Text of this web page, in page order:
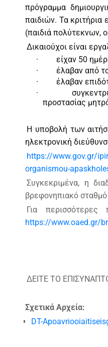
πρόγραμμα
παιδιών. Τα κριτήρια
(παιδιά πολύτεκνων,
Δικαιούχοι είναι
·
είχαν 50
·
έλαβαν από
·
έλαβαν
·
προστασίας
Η υποβολή των
ηλεκτρονική
https://www.gov.gr/
organismou-
Συγκεκριμένα, η
βρεφονηπιακό
Για
https://www.oaed.gr/
ΔΕΙΤΕ ΤΟ
Σχετικά Αρχεία:
DT-